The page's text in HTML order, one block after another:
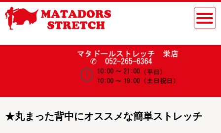
★丸まった背中にオススメな簡単ストレッチ